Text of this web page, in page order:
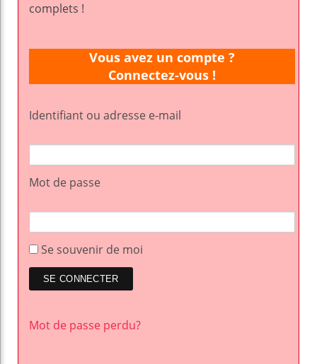
complets !
Vous avez un compte ?
Connectez-vous !
Identifiant ou adresse e-mail
Mot de passe
Se souvenir de moi
Mot de passe perdu?